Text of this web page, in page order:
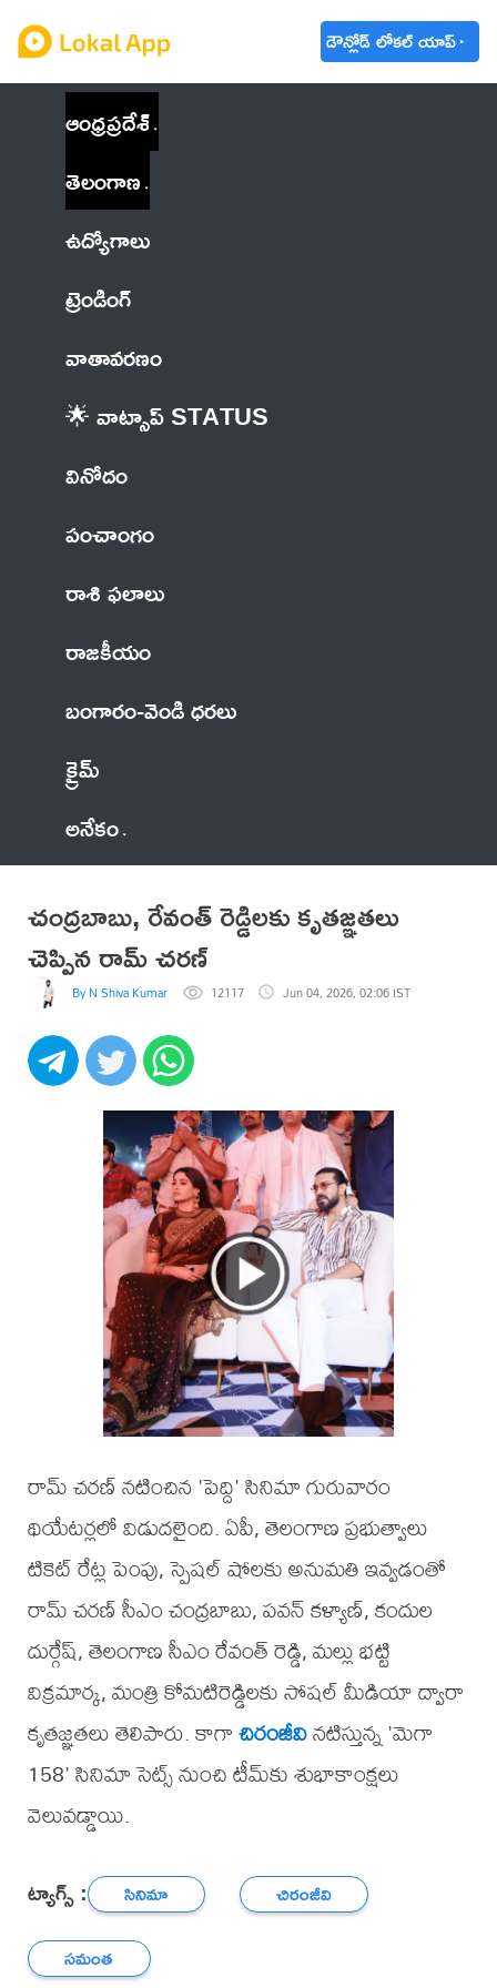
డౌన్లోడ్ లోకల్ యాప్
ఆంధ్రప్రదేశ్
తెలంగాణ
ఉద్యోగాలు
ట్రెండింగ్
వాతావరణం
🌟 వాట్సాప్ STATUS
వినోదం
పంచాంగం
రాశి ఫలాలు
రాజకీయం
బంగారం-వెండి ధరలు
క్రైమ్
అనేకం
చంద్రబాబు, రేవంత్ రెడ్డిలకు కృతజ్ఞతలు
చెప్పిన రామ్ చరణ్
By N Shiva Kumar 12117 Jun 04, 2026, 02:06 IST
రామ్ చరణ్ నటించిన 'పెద్ది' సినిమా గురువారం
థియేటర్లలో విడుదలైంది. ఏపీ, తెలంగాణ ప్రభుత్వాలు
టికెట్ రేట్ల పెంపు, స్పెషల్ షోలకు అనుమతి ఇవ్వడంతో
రామ్ చరణ్ సీఎం చంద్రబాబు, పవన్ కళ్యాణ్, కందుల
దుర్గేష్, తెలంగాణ సీఎం రేవంత్ రెడ్డి, మల్లు భట్టి
విక్రమార్క, మంత్రి కోమటిరెడ్డిలకు సోషల్ మీడియా ద్వారా
కృతజ్ఞతలు తెలిపారు. కాగాచిరంజీవినటిస్తున్న 'మెగా
158' సినిమా సెట్స్ నుంచి టీమ్‌కు శుభాకాంక్షలు
వెలువడ్డాయి.
ట్యాగ్స్ : సినిమా
చిరంజీవి
సమంత